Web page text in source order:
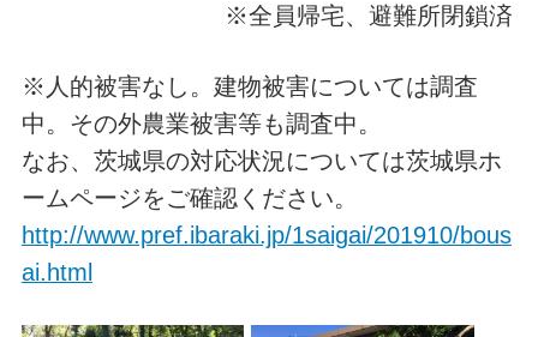
※全員帰宅、避難所閉鎖済
※人的被害なし。建物被害については調査
中。その外農業被害等も調査中。
なお、茨城県の対応状況については茨城県ホ
ームページをご確認ください。
http://www.pref.ibaraki.jp/1saigai/201910/bous
ai.html